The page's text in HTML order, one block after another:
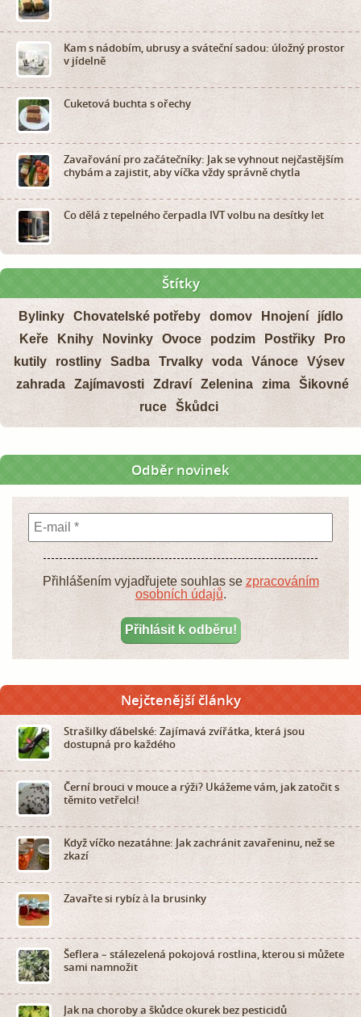
Kam s nádobím, ubrusy a sváteční sadou: úložný prostor
v jídelně
Cuketová buchta s ořechy
Zavařování pro začátečníky: Jak se vyhnout nejčastějším
chybám a zajistit, aby víčka vždy správně chytla
Co dělá z tepelného čerpadla IVT volbu na desítky let
Štítky
Bylinky Chovatelské potřeby domov Hnojení
jídlo
Keře
Knihy Novinky Ovoce podzim Postřiky
Pro
kutily
rostliny Sadba Trvalky voda Vánoce
Výsev
zahrada
Zajímavosti Zdraví Zelenina zima
Šikovné
ruce
Škůdci
Odběr novinek
Přihlášením vyjadřujete souhlas se zpracováním
osobních údajů.
Nejčtenější články
Strašilky ďábelské: Zajímavá zvířátka, která jsou
dostupná pro každého
Černí brouci v mouce a rýži? Ukážeme vám, jak zatočit s
těmito vetřelci!
Když víčko nezatáhne: Jak zachránit zavařeninu, než se
zkazí
Zavařte si rybíz à la brusinky
Šeflera – stálezelená pokojová rostlina, kterou si můžete
sami namnožit
Jak na choroby a škůdce okurek bez pesticidů